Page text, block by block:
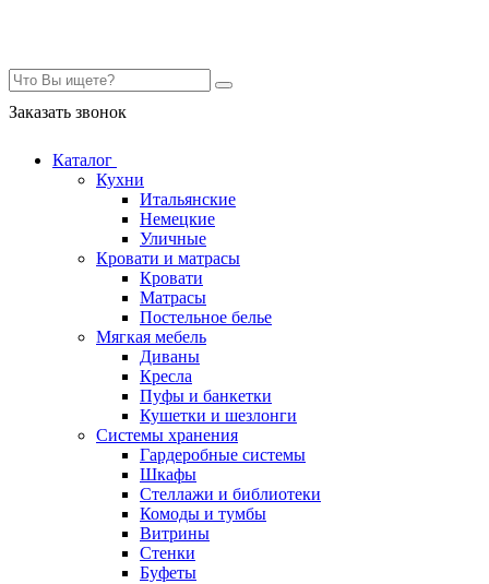
Заказать звонок
Каталог
Кухни
Итальянские
Немецкие
Уличные
Кровати и матрасы
Кровати
Матрасы
Постельное белье
Мягкая мебель
Диваны
Кресла
Пуфы и банкетки
Кушетки и шезлонги
Системы хранения
Гардеробные системы
Шкафы
Стеллажи и библиотеки
Комоды и тумбы
Витрины
Стенки
Буфеты